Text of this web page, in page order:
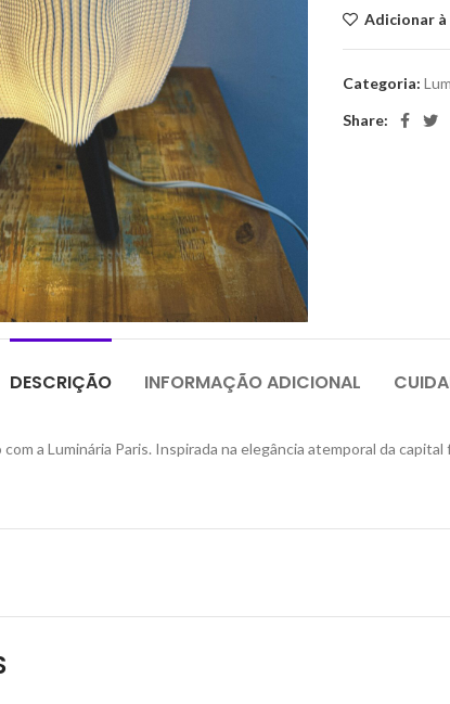
Adicionar
Categoria:
Share:
DESCRIÇÃO INFORMAÇÃO ADICIONAL
a Luminária Paris. Inspirada na elegância atemporal da